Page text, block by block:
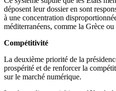
déposent leur dossier en sont
à une concentration
méditerranéens, comme la Grèce ou
Compétitivité
La deuxième priorité de la
prospérité et de renforcer la
sur le marché numérique.